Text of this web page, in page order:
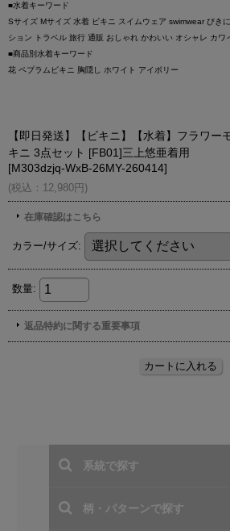
■水着キーワード
Sサイズ Mサイズ 水着 ビキニ スイムウェア swimwear びき
ション トラベル 旅行 通販 おしゃれ かわいい オシャレ カワ
■商品別水着キーワード
花 ペプラムビキニ 胸隠し ホワイト アイボリー